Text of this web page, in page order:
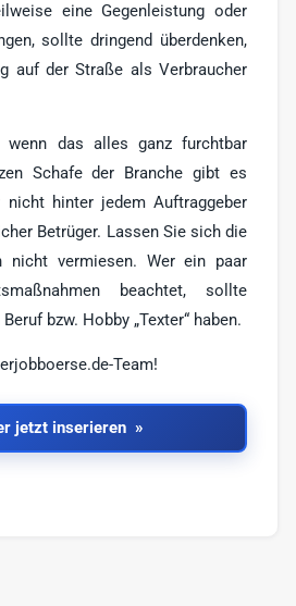
eine Gegenleistung oder
sollte dringend überdenken,
auf der Straße als Verbraucher
wenn das alles ganz furchtbar
Schafe der Branche gibt es
nicht hinter jedem Auftraggeber
Betrüger. Lassen Sie sich die
nicht vermiesen. Wer ein paar
beachtet, sollte
bzw. Hobby „Texter“ haben.
Team!
jetzt inserieren